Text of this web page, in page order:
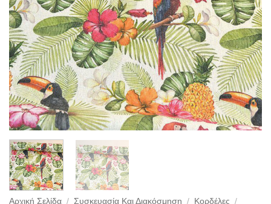
Αρχική Σελίδα / Συσκευασία Και Διακόσμηση / Κορδέλες
/